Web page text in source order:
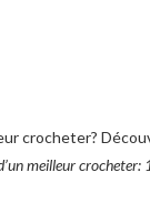
crocheter?
meilleur